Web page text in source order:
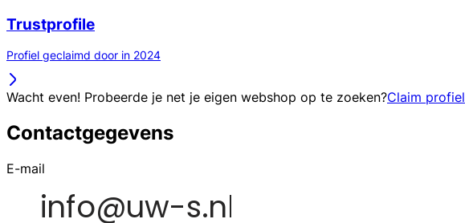
Trustprofile
Profiel geclaimd door in 2024
Wacht even! Probeerde je net je eigen webshop op te zoeken?Claim profiel
Contactgegevens
E-mail